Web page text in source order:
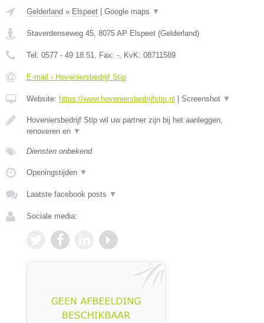
Gelderland » Elspeet Google maps ▼
Staverdenseweg 45, 8075 AP Elspeet (Gelderland)
Tel: 0577 - 49 18 51, Fax: -, KvK: 08711589
E-mail › Hoveniersbedrijf Stip
Website: https://www.hoveniersbedrijfstip.nl Screenshot ▼
Hoveniersbedrijf Stip wil uw partner zijn bij het aanleggen,
renoveren en ▼
Diensten onbekend
Openingstijden ▼
Laatste facebook posts ▼
Sociale media: